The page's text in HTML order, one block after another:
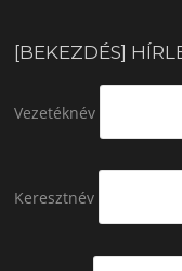
[BEKEZDÉS]
Vezetéknév
Keresztnév